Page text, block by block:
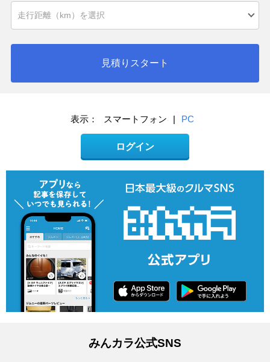
見積りスタート
表示： スマートフォン | PC
ログイン
みんカラ公式SNS